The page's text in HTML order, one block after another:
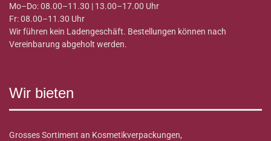
Mo–Do: 08.00–11.30 | 13.00–17.00 Uhr
Fr: 08.00–11.30 Uhr
Wir führen kein Ladengeschäft. Bestellungen können nach
Vereinbarung abgeholt werden.
Wir bieten
Grosses Sortiment an Kosmetikverpackungen,